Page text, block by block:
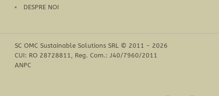
DESPRE NOI
SC OMC Sustainable Solutions SRL © 2011 - 2026
CUI: RO 28728811, Reg. Com.: J40/7960/2011
ANPC